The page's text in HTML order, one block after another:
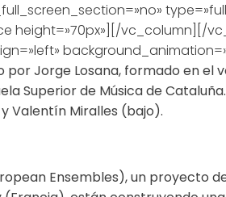
height=»70px»][/vc_column][/
Jorge Losana, formado en el
Superior de Música de
Valentín Miralles (bajo).
Ensembles), un proyecto